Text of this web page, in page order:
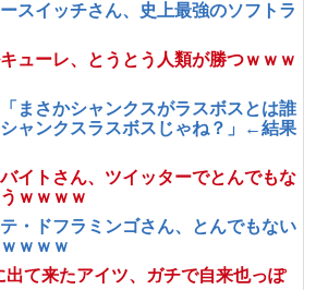
スイッチさん、史上最強のソフトラ
ューレ、とうとう人類が勝つｗｗｗ
まさかシャンクスがラスボスとは誰
ャンクスラスボスじゃね？」←結果
イトさん、ツイッターでとんでもな
ｗｗｗｗ
・ドフラミンゴさん、とんでもない
ｗｗｗ
出て来たアイツ、ガチで自来也っぽ